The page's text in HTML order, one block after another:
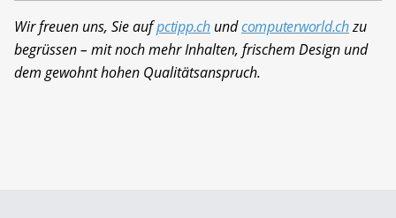
Wir freuen uns, Sie aufpctipp.chundcomputerworld.chzu
begrüssen – mit noch mehr Inhalten, frischem Design und
dem gewohnt hohen Qualitätsanspruch.